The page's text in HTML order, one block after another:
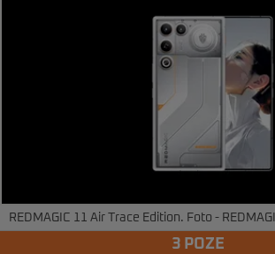
REDMAGIC 11 Air Trace Edition. Foto -
3 POZE